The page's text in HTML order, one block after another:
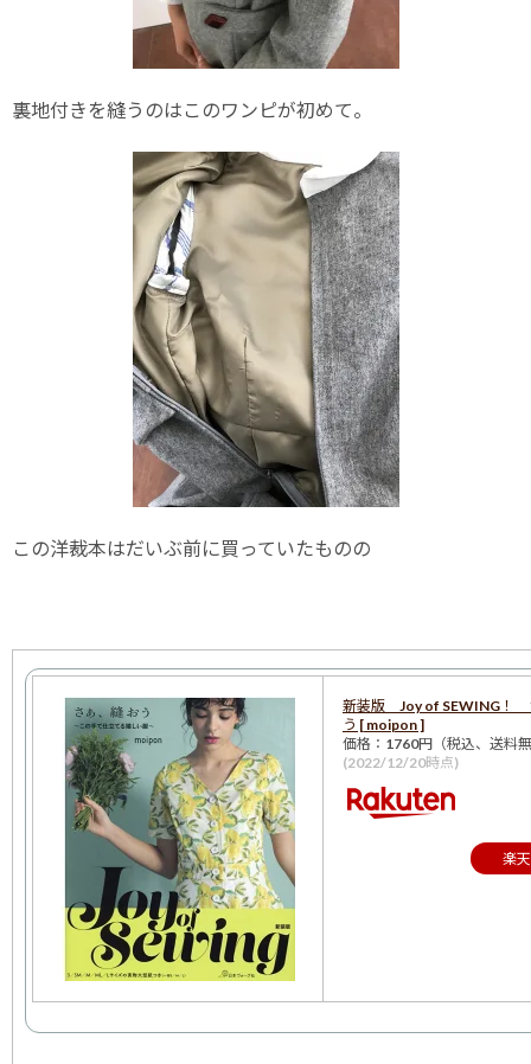
裏地付きを縫うのはこのワンピが初めて。
この洋裁本はだいぶ前に買っていたものの
新装版 Joy of SEWING！
う [ moipon ]
価格：1760円（税込、送料
(2022/12/20時点)
楽